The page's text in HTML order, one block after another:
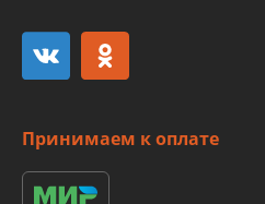
Принимаем к оплате